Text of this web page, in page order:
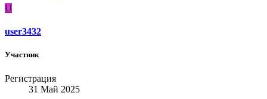
U
user3432
Участник
Регистрация
31 Май 2025